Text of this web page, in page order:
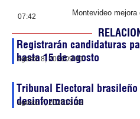
07:42 Montevideo
Registrarán candidaturas
hasta 15 de agosto
agosto 8, 202609:00
Tribunal Electoral
desinformación
agosto 7, 202615:33